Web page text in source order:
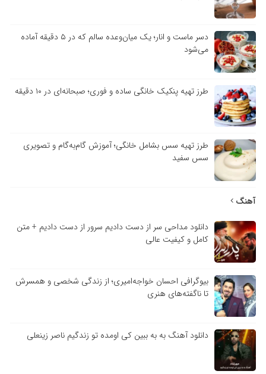
دسر ماست و انار؛ یک میان‌وعده سالم که در ۵ دقیقه آماده
می‌شود
طرز تهیه پنکیک خانگی ساده و فوری؛ صبحانه‌ای در ۱۰ دقیقه
طرز تهیه سس بشامل خانگی؛ آموزش گام‌به‌گام و تصویری
سس سفید
آهنگ
دانلود مداحی سر از دست دادیم سرور از دست دادیم + متن
کامل و کیفیت عالی
بیوگرافی احسان خواجه‌امیری؛ از زندگی شخصی و همسرش
تا ناگفته‌های هنری
دانلود آهنگ به به ببین کی اومده تو زندگیم ناصر زینعلی